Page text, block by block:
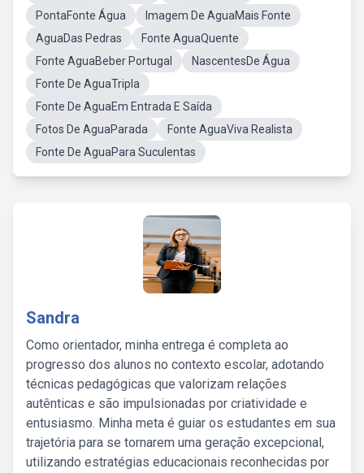
PontaFonte Água
Imagem De AguaMais Fonte
AguaDas Pedras
Fonte AguaQuente
Fonte AguaBeber Portugal
NascentesDe Água
Fonte De AguaTripla
Fonte De AguaEm Entrada E Saída
Fotos De AguaParada
Fonte AguaViva Realista
Fonte De AguaPara Suculentas
Sandra
Como orientador, minha entrega é completa ao
progresso dos alunos no contexto escolar, adotando
técnicas pedagógicas que valorizam relações
autênticas e são impulsionadas por criatividade e
entusiasmo. Minha meta é guiar os estudantes em sua
trajetória para se tornarem uma geração excepcional,
utilizando estratégias educacionais reconhecidas por